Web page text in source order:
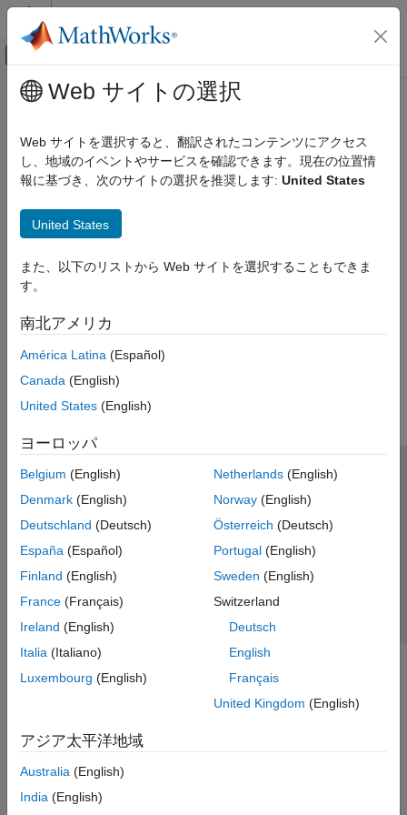
コンテンツへスキップ
オフキャンバス ナビゲーション メ
ドキュメンテーションのホーム
メインコンテンツ
Web サイトの選択
Web サイトを選択すると、翻訳されたコンテンツにアクセス
し、地域のイベントやサービスを確認できます。現在の位置情
報に基づき、次のサイトの選択を推奨します: United States
United States
また、以下のリストから Web サイトを選択することもできま
す。
南北アメリカ
América Latina (Español)
Canada (English)
United States (English)
ヨーロッパ
Belgium (English)
Denmark (English)
Deutschland (Deutsch)
España (Español)
Finland (English)
France (Français)
Ireland (English)
Italia (Italiano)
Luxembourg (English)
Netherlands(English)
Norway(English)
Österreich (Deutsch)
Portugal(English)
Sweden (English)
Switzerland
Deutsch
English
Français
United Kingdom (English)
アジア太平洋地域
Australia (English)
India (English)
トラストセンター
プライバシー ポリシー
違法コピー防止
アプリケーション ステータス
© 1994-2026 The MathWorks, Inc.